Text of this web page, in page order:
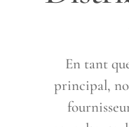
En tant
principal,